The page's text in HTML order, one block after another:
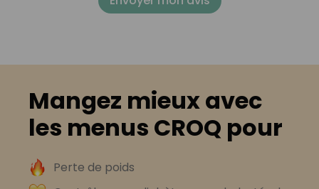
Mangez mieux avec
les menus CROQ pour
Perte de poids